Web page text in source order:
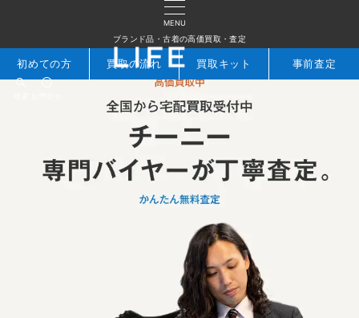
MENU
ブランド品・古着の高価買取・査定
初めての方 買取の流れ 買取キット 事前査定